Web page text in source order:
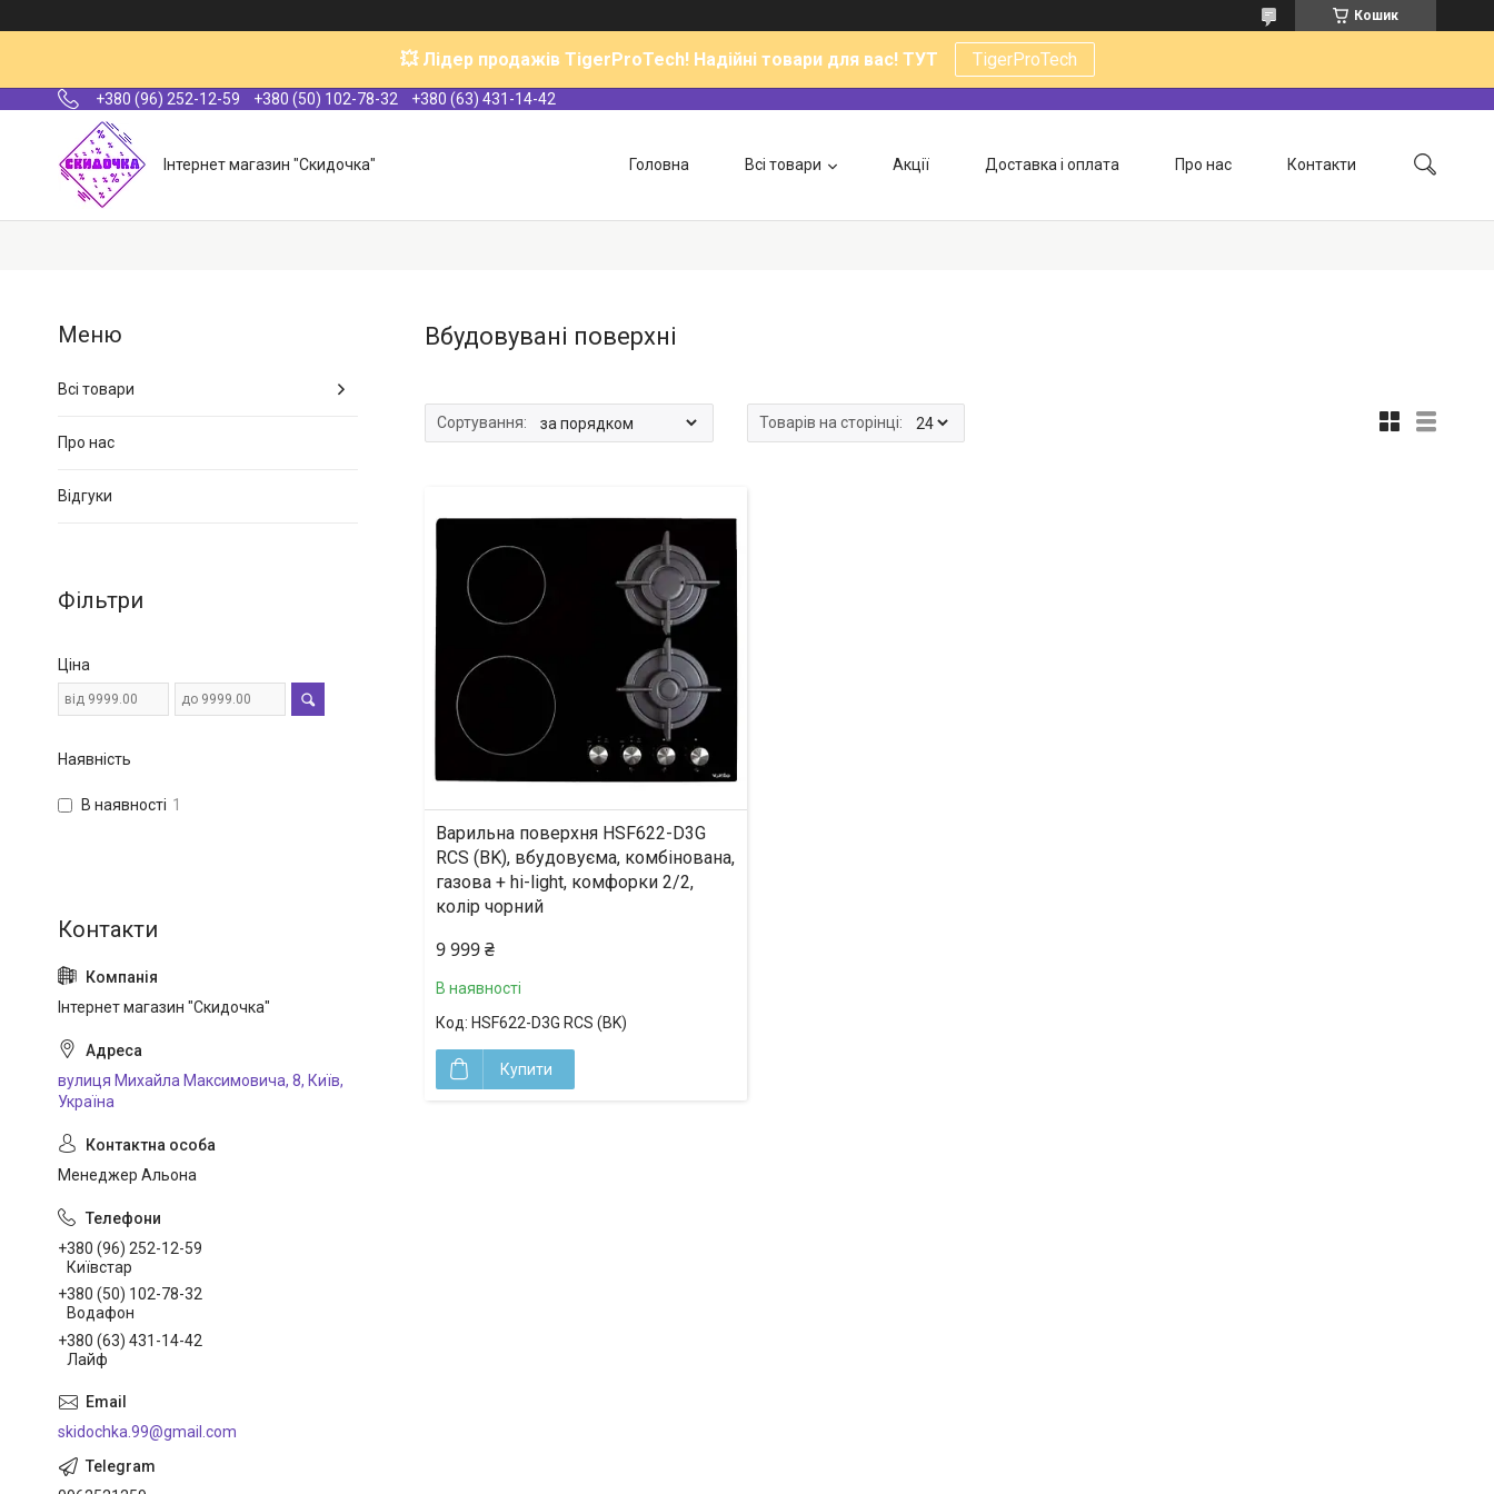
Кошик
💥 Лідер продажів TigerProTech! Надійні товари для вас! ТУТ TigerProTech
+380 (96) 252-12-59 +380 (50) 102-78-32 +380 (63) 431-14-42
Інтернет магазин "Скидочка" Головна Всі товари Акції Доставка і оплата Про нас Контакти
Вбудовувані поверхні
Варильна поверхня HSF622-D3G
RCS (BK), вбудовуєма, комбінована,
газова + hi-light, комфорки 2/2,
колір чорний
9 999 ₴
В наявності
HSF622-D3G RCS (BK)
Купити
Всі товари
Про нас
Відгуки
Фільтри
Ціна
Наявність
В наявності 1
Інтернет магазин "Скидочка"
вулиця Михайла Максимовича, 8, Київ,
Україна
Менеджер Альона
+380 (96) 252-12-59
Київстар
+380 (50) 102-78-32
Водафон
+380 (63) 431-14-42
Лайф
skidochka.99@gmail.com